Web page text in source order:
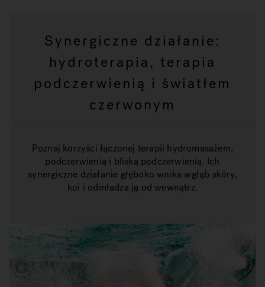
Synergiczne działanie:
hydroterapia, terapia
podczerwienią i światłem
czerwonym
Poznaj korzyści łączonej terapii hydromasażem,
podczerwienią i bliską podczerwienią. Ich
synergiczne działanie głęboko wnika wgłąb skóry,
koi i odmładza ją od wewnątrz.